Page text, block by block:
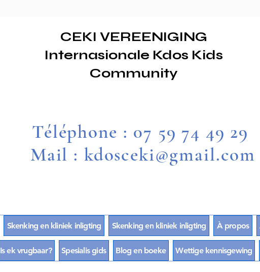
CEKI VEREENIGING
Internasionale Kdos Kids
Community
Téléphone : 07 59 74 49 29
Mail : kdosceki@gmail.com
Skenking en kliniek inligting Skenking en kliniek inligting À propos
Is ek vrugbaar? Spesialis gids Blog en boeke Wettige kennisgewing